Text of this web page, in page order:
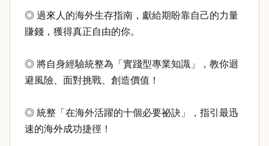
◎ 過來人的海外生存指南，獻給期盼靠自己的力量
賺錢，獲得真正自由的你。
◎ 將自身經驗統整為「實踐型專業知識」，教你迴
避風險、面對挑戰、創造價值！
◎ 統整「在海外活躍的十個必要祕訣」，指引最迅
速的海外成功捷徑！